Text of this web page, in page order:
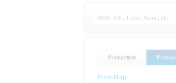
Produktliste
Produkttyp